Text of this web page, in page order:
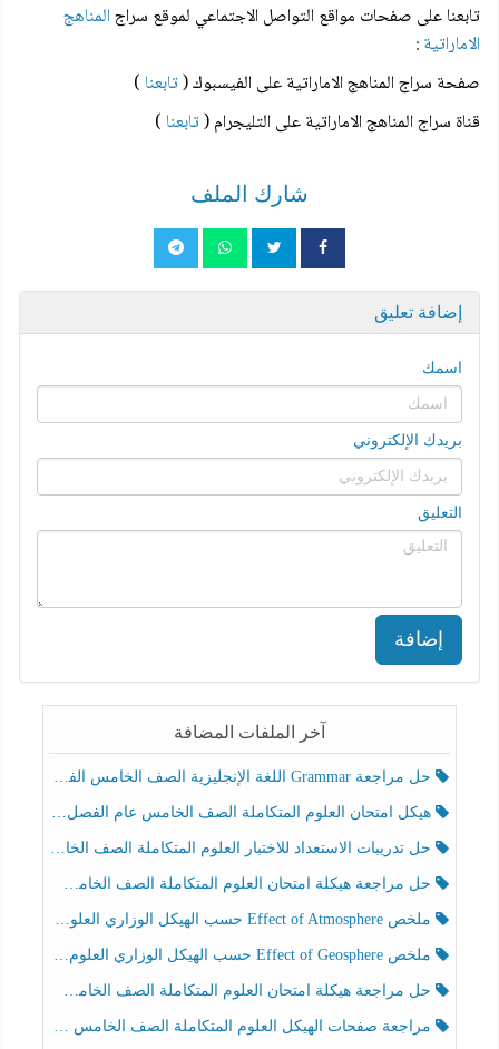
تابعنا على صفحات مواقع التواصل الاجتماعي لموقع سراجالمناهج
الاماراتية:
صفحة سراج المناهج الاماراتية على الفيسبوك (تابعنا )
قناة سراج المناهج الاماراتية على التليجرام (تابعنا )
شارك الملف
إضافة تعليق
اسمك
بريدك الإلكتروني
التعليق
إضافة
آخر الملفات المضافة
حل مراجعة Grammar اللغة الإنجليزية الصف الخامس الفصل الثالث
هيكل امتحان العلوم المتكاملة الصف الخامس عام الفصل الدراسي الثالث 2025-2026
حل تدريبات الاستعداد للاختبار العلوم المتكاملة الصف الخامس عام الفصل الثالث
حل مراجعة هيكلة امتحان العلوم المتكاملة الصف الخامس انسبير الفصل الثالث
ملخص Effect of Atmosphere حسب الهيكل الوزاري العلوم المتكاملة الصف الخامس انسبير الفصل الثالث
ملخص Effect of Geosphere حسب الهيكل الوزاري العلوم المتكاملة الصف الخامس انسبير الفصل الثالث
حل مراجعة هيكلة امتحان العلوم المتكاملة الصف الخامس عام الفصل الثالث
مراجعة صفحات الهيكل العلوم المتكاملة الصف الخامس انسبير الفصل الثالث